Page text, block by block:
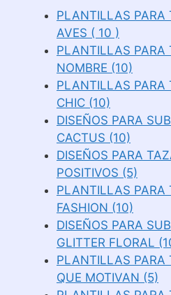
PLANTILLAS PARA
AVES ( 10 )
PLANTILLAS PARA
NOMBRE (10)
PLANTILLAS PARA
CHIC (10)
DISEÑOS PARA
CACTUS (10)
DISEÑOS PARA
POSITIVOS (5)
PLANTILLAS PARA
FASHION (10)
DISEÑOS PARA
GLITTER FLORAL
PLANTILLAS PARA
QUE MOTIVAN (5)